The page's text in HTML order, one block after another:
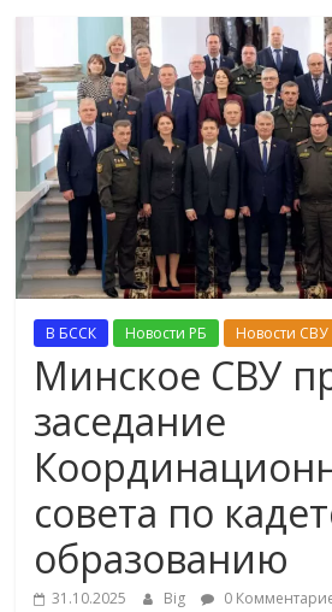
В БССК Новости РБ Новости СВУ
Минское СВУ
заседание
совета по
образованию
31.10.2025 Big 0